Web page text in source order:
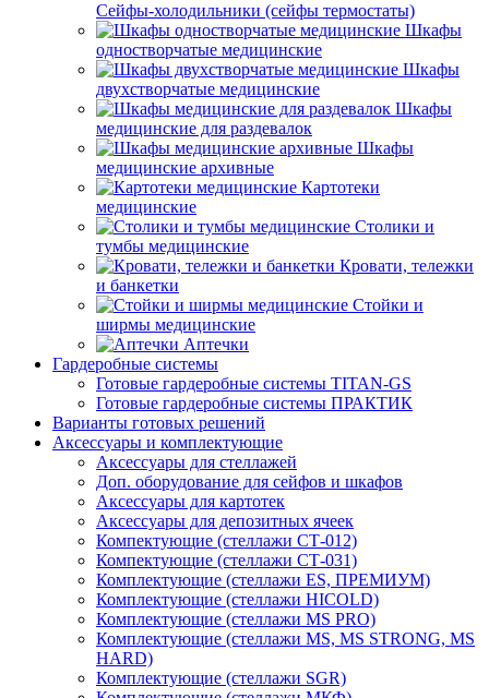
Сейфы-холодильники (сейфы термостаты)
Шкафы
одностворчатые медицинские
Шкафы
двухстворчатые медицинские
Шкафы
медицинские для раздевалок
Шкафы
медицинские архивные
Картотеки
медицинские
Столики и
тумбы медицинские
Кровати, тележки
и банкетки
Стойки и
ширмы медицинские
Аптечки
Гардеробные системы
Готовые гардеробные системы TITAN-GS
Готовые гардеробные системы ПРАКТИК
Варианты готовых решений
Аксессуары и комплектующие
Аксессуары для стеллажей
Доп. оборудование для сейфов и шкафов
Аксессуары для картотек
Аксессуары для депозитных ячеек
Компектующие (стеллажи СТ-012)
Компектующие (стеллажи СТ-031)
Комплектующие (стеллажи ES, ПРЕМИУМ)
Комплектующие (стеллажи HICOLD)
Комплектующие (стеллажи MS PRO)
Комплектующие (стеллажи MS, MS STRONG, MS
HARD)
Комплектующие (стеллажи SGR)